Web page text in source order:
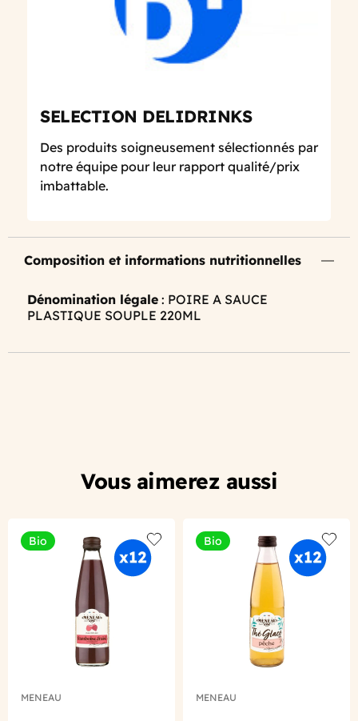
SELECTION DELIDRINKS
Des produits soigneusement sélectionnés par
notre équipe pour leur rapport qualité/prix
imbattable.
Composition et informations nutritionnelles
Dénomination légale : POIRE A SAUCE
PLASTIQUE SOUPLE 220ML
Vous aimerez aussi
Bio
Add to wishlist
MENEAU
Bio
Add
MENEAU